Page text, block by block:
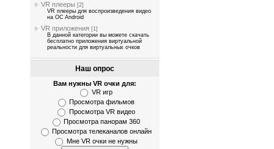
VR плееры [2]
VR плееры для воспроизведения видео
на OC Android
VR приложения [1]
В данной категории вы можете скачать
бесплатно приложения виртуальной
реальности для виртуальных очков
Наш опрос
Вам нужны VR очки для:
VR игр
Просмотра фильмов
Просмотра VR видео
Просмотра панорам 360
Просмотра телеканалов онлайн
Мне VR очки не нужны